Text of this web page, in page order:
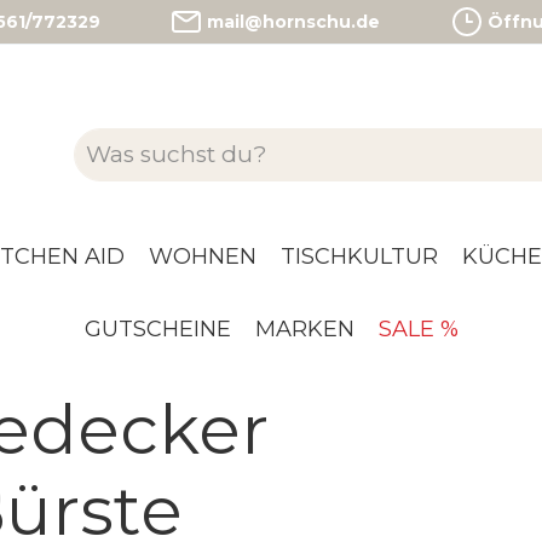
772329 mail@hornschu.de
AID WOHNEN TISCHKULTUR KÜCHE
GUTSCHEINE MARKEN SALE %